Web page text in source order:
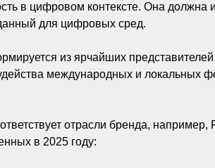
в цифровом контексте. Она должна
для цифровых сред.
из ярчайших
международных и локальных
отрасли бренда, например,
в 2025 году: